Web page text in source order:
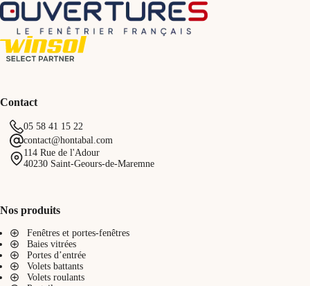
Contact
05 58 41 15 22
contact@hontabal.com
114 Rue de l'Adour
40230 Saint-Geours-de-Maremne
Nos produits
Fenêtres et portes-fenêtres
Baies vitrées
Portes d’entrée
Volets battants
Volets roulants